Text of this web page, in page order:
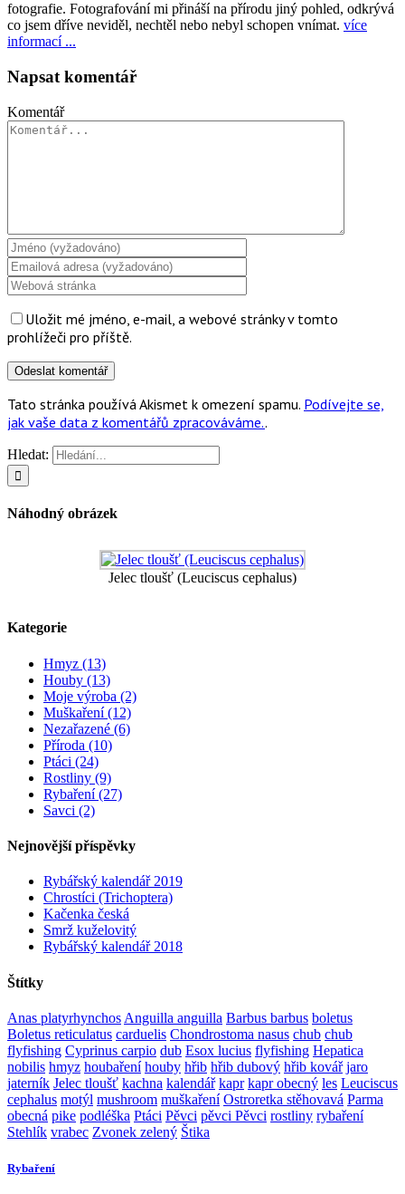
fotografie. Fotografování mi přináší na přírodu jiný pohled, odkrývá
co jsem dříve neviděl, nechtěl nebo nebyl schopen vnímat. více
informací ...
Napsat komentář
Komentář
Uložit mé jméno, e-mail, a webové stránky v tomto
prohlížeči pro příště.
Tato stránka používá Akismet k omezení spamu. Podívejte se,
jak vaše data z komentářů zpracováváme..
Hledat:
Náhodný obrázek
Jelec tloušť (Leuciscus cephalus)
Kategorie
Hmyz (13)
Houby (13)
Moje výroba (2)
Muškaření (12)
Nezařazené (6)
Příroda (10)
Ptáci (24)
Rostliny (9)
Rybaření (27)
Savci (2)
Nejnovější příspěvky
Rybářský kalendář 2019
Chrostíci (Trichoptera)
Kačenka česká
Smrž kuželovitý
Rybářský kalendář 2018
Štítky
Anas platyrhynchos Anguilla anguilla Barbus barbus boletus
Boletus reticulatus carduelis Chondrostoma nasus chub chub
flyfishing Cyprinus carpio dub Esox lucius flyfishing Hepatica
nobilis hmyz houbaření houby hřib hřib dubový hřib kovář jaro
jaterník Jelec tloušť kachna kalendář kapr kapr obecný les Leuciscus
cephalus motýl mushroom muškaření Ostroretka stěhovavá Parma
obecná pike podléška Ptáci Pěvci pěvci Pěvci rostliny rybaření
Stehlík vrabec Zvonek zelený Štika
Rybaření